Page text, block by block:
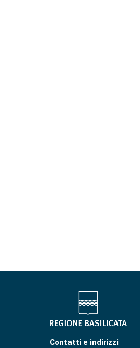
Contatti e indirizzi